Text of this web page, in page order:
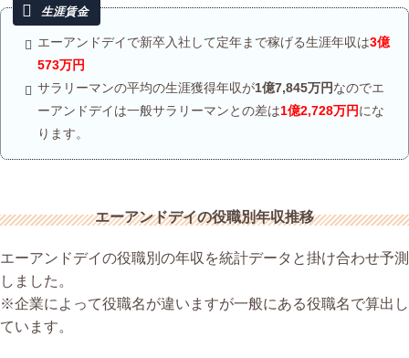
エーアンドデイで新卒入社して定年まで稼げる生涯年収は3億
573万円
サラリーマンの平均の生涯獲得年収が1億7,845万円なのでエ
ーアンドデイは一般サラリーマンとの差は1億2,728万円にな
ります。
エーアンドデイの役職別年収推移
エーアンドデイの役職別の年収を統計データと掛け合わせ予測
しました。
※企業によって役職名が違いますが一般にある役職名で算出し
ています。